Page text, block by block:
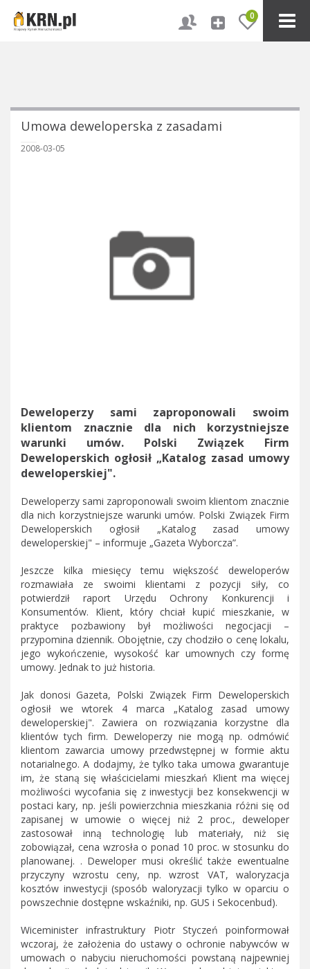
0
Umowa deweloperska z zasadami
2008-03-05
Deweloperzy sami zaproponowali swoim
klientom znacznie dla nich korzystniejsze
warunki umów. Polski Związek Firm
Deweloperskich ogłosił „Katalog zasad umowy
deweloperskiej".
Deweloperzy sami zaproponowali swoim klientom znacznie
dla nich korzystniejsze warunki umów. Polski Związek Firm
Deweloperskich ogłosił „Katalog zasad umowy
deweloperskiej" – informuje „Gazeta Wyborcza”.
Jeszcze kilka miesięcy temu większość deweloperów
rozmawiała ze swoimi klientami z pozycji siły, co
potwierdził raport Urzędu Ochrony Konkurencji i
Konsumentów. Klient, który chciał kupić mieszkanie, w
praktyce pozbawiony był możliwości negocjacji –
przypomina dziennik. Obojętnie, czy chodziło o cenę lokalu,
jego wykończenie, wysokość kar umownych czy formę
umowy. Jednak to już historia.
Jak donosi Gazeta, Polski Związek Firm Deweloperskich
ogłosił we wtorek 4 marca „Katalog zasad umowy
deweloperskiej". Zawiera on rozwiązania korzystne dla
klientów tych firm. Deweloperzy nie mogą np. odmówić
klientom zawarcia umowy przedwstępnej w formie aktu
notarialnego. A dodajmy, że tylko taka umowa gwarantuje
im, że staną się właścicielami mieszkań Klient ma więcej
możliwości wycofania się z inwestycji bez konsekwencji w
postaci kary, np. jeśli powierzchnia mieszkania różni się od
zapisanej w umowie o więcej niż 2 proc., deweloper
zastosował inną technologię lub materiały, niż się
zobowiązał, cena wzrosła o ponad 10 proc. w stosunku do
planowanej. . Deweloper musi określić także ewentualne
przyczyny wzrostu ceny, np. wzrost VAT, waloryzacja
kosztów inwestycji (sposób waloryzacji tylko w oparciu o
powszechnie dostępne wskaźniki, np. GUS i Sekocenbud).
Wiceminister infrastruktury Piotr Styczeń poinformował
wczoraj, że założenia do ustawy o ochronie nabywców w
umowach o nabyciu nieruchomości powstaną najpewniej